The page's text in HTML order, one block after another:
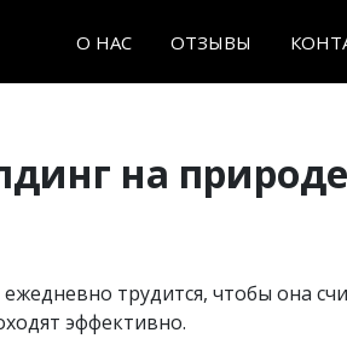
О НАС ОТЗЫВЫ
на природе
трудится, чтобы она
эффективно.